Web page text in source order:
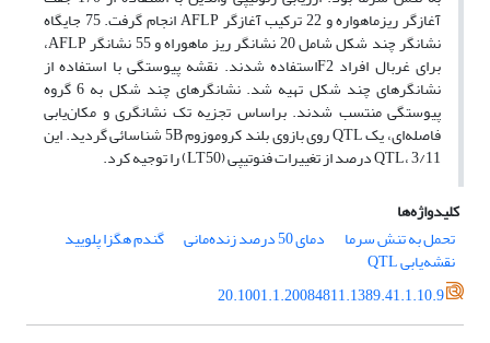
آغازگر ریز‌ماهواره و 22 ترکیب آغازگر AFLP انجام گرفت. 75 جایگاه
نشانگر چند شکل شامل 20 نشانگر ریز ماهوراه و 55 نشانگر AFLP،
برای غربال افراد F2استفاده شدند. نقشه پیوستگی با استفاده از
نشانگرهای چند شکل تهیه شد. نشانگرهای چند شکل به 6 گروه
پیوستگی منتسب شدند. براساس تجزیه تک نشانگری و مکان‌یابی
فاصله‌ای، یک QTL روی بازوی بلند کروموزوم 5B شناسائی گردید. این
QTL، 3/11 درصد از تغییرات فنوتیپی (LT50) را توجیه کرد.
کلیدواژه‌ها
تحمل به تنش سرما
دمای 50 درصد زنده‌مانی گندم هگزا پلویید
نقشه‌یابی QTL
20.1001.1.20084811.1389.41.1.10.9